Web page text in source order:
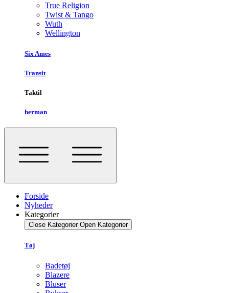
True Religion
Twist & Tango
Wuth
Wellington
Six Ames
Transit
Taktil
herman
Forside
Nyheder
Kategorier
Close Kategorier Open Kategorier
Tøj
Badetøj
Blazere
Bluser